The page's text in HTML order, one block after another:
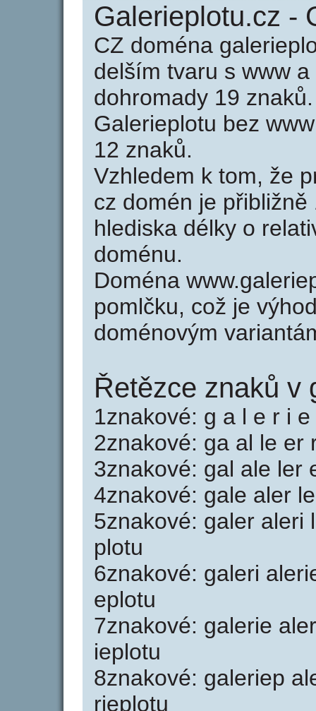
Galerieplotu.cz -
CZ doména
delším tvaru s www
dohromady 19
Galerieplotu bez
12 znaků.
Vzhledem k tom, že
cz domén je
hlediska délky o
doménu.
Doména
pomlčku, což je
doménovým
Řetězce znaků v
1znakové: g a l e r i
2znakové: ga al le er
3znakové: gal ale ler
4znakové: gale aler
5znakové: galer aleri
plotu
6znakové: galeri
eplotu
7znakové: galerie
ieplotu
8znakové: galeriep
rieplotu